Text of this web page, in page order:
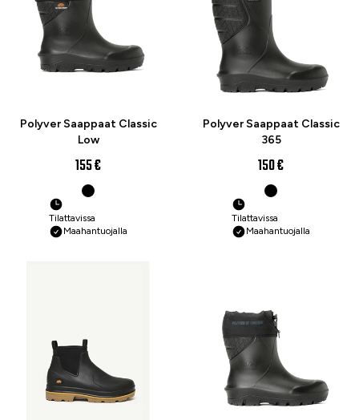
Polyver Saappaat Classic
Low
155 €
Tilattavissa
Maahantuojalla
Polyver Saappaat Classic
365
150 €
Tilattavissa
Maahantuojalla